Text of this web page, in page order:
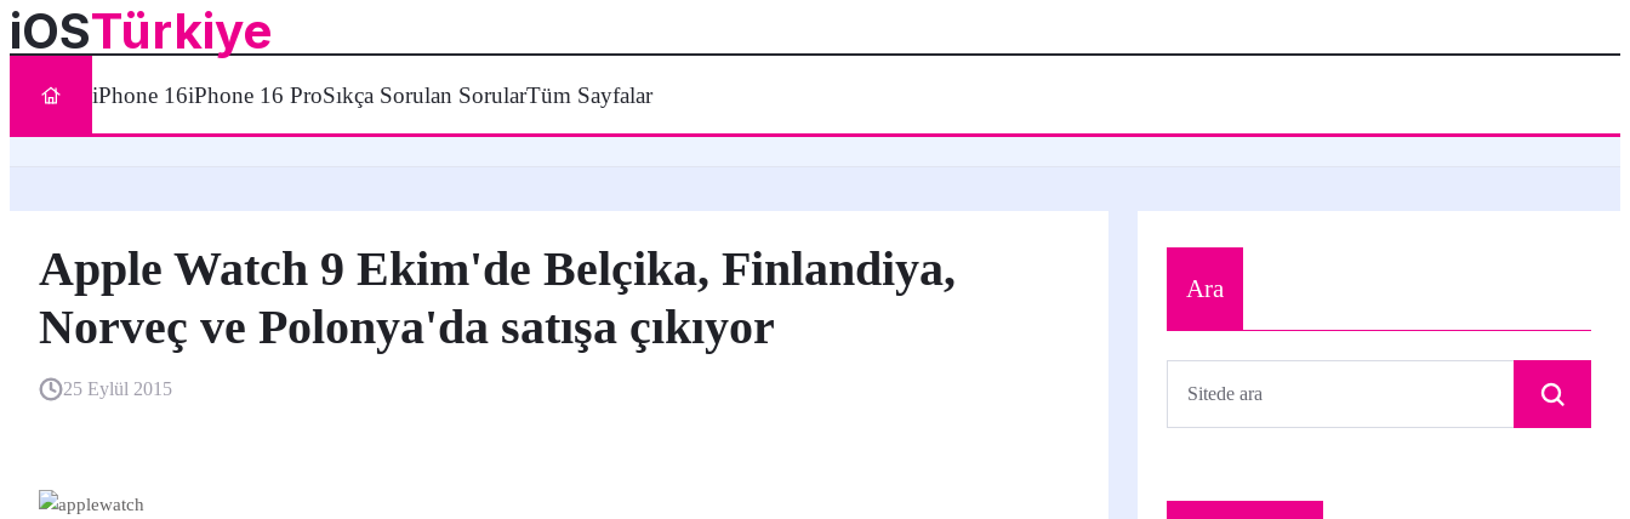
iOSTürkiye
iPhone 16iPhone 16 ProSıkça Sorulan SorularTüm Sayfalar
Apple Watch 9 Ekim'de Belçika, Finlandiya,
Norveç ve Polonya'da satışa çıkıyor
25 Eylül 2015
Ara